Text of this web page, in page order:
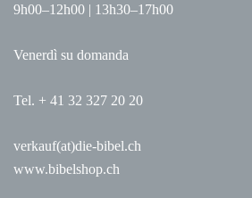
9h00–12h00 | 13h30–17h00
Venerdì su domanda
Tel. + 41 32 327 20 20
verkauf(at)die-bibel.ch
www.bibelshop.ch